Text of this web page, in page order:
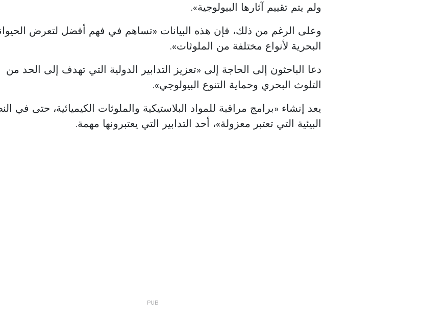
ولم يتم تقييم آثارها البيولوجية».
وعلى الرغم من ذلك، فإن هذه البيانات «تساهم في فهم أفضل لتعرض
البحرية لأنواع مختلفة من الملوثات».
دعا الباحثون إلى الحاجة إلى «تعزيز التدابير الدولية التي تهدف إلى الحد من
التلوث البحري وحماية التنوع البيولوجي».
يعد إنشاء «برامج مراقبة للمواد البلاستيكية والملوثات الكيميائية، حتى في
البيئية التي تعتبر معزولة»، أحد التدابير التي يعتبرونها مهمة.